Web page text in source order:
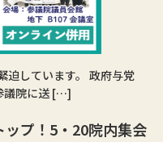
迫しています。 政府与党
議院に送 […]
ップ！5・20院内集会